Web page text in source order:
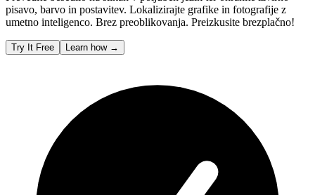
pisavo, barvo in postavitev. Lokalizirajte grafike in fotografije z
umetno inteligenco. Brez preoblikovanja. Preizkusite brezplačno!
Try It Free Learn how →